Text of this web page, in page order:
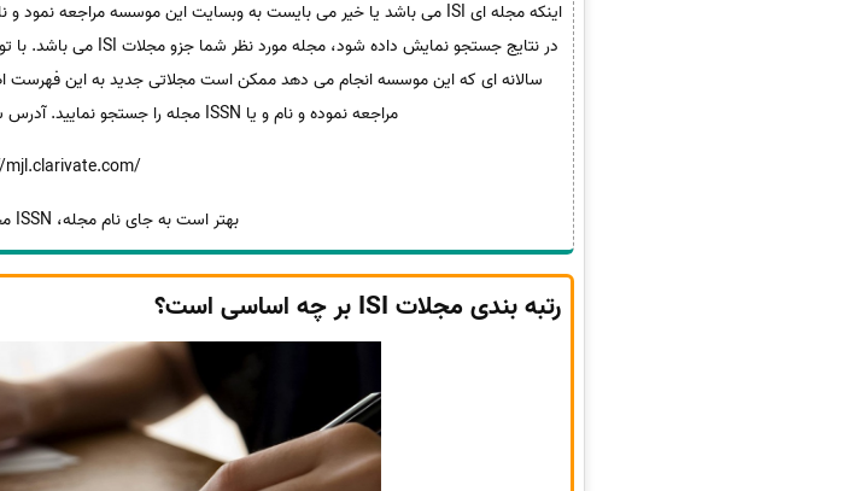
سالانه ای که این موسسه انجام می دهد ممکن است مجلاتی جدید به این فهرست
مراجعه نموده و نام و یا ISSN مجله را جستجو نمایید. آدرس سایت تامسون رویترز برای جستجوی نام مجله:
بهتر است به جای نام مجله، ISSN مجله را جستجو نمایید.
رتبه بندی مجلات ISI بر چه اساسی است؟